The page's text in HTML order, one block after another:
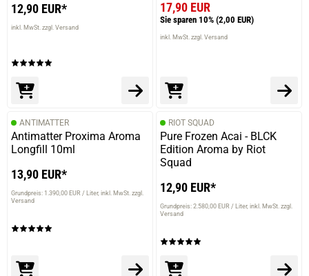
12,90 EUR*
inkl. MwSt. zzgl. Versand
17,90 EUR
Sie sparen 10% (2,00 EUR)
inkl. MwSt. zzgl. Versand
ANTIMATTER
Antimatter Proxima Aroma
Longfill 10ml
13,90 EUR*
Grundpreis: 1.390,00 EUR / Liter inkl. MwSt. zzgl.
Versand
RIOT SQUAD
Pure Frozen Acai - BLCK
Edition Aroma by Riot
Squad
12,90 EUR*
Grundpreis: 2.580,00 EUR / Liter inkl. MwSt. zzgl.
Versand